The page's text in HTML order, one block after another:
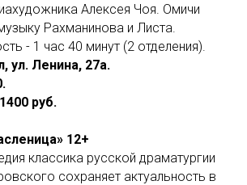
Алексея Чоя. Омичи
Рахманинова и Листа.
- 1 час 40 минут (2 отделения).
ул. Ленина, 27а.
руб.
12+
классика русской драматургии
сохраняет актуальность в